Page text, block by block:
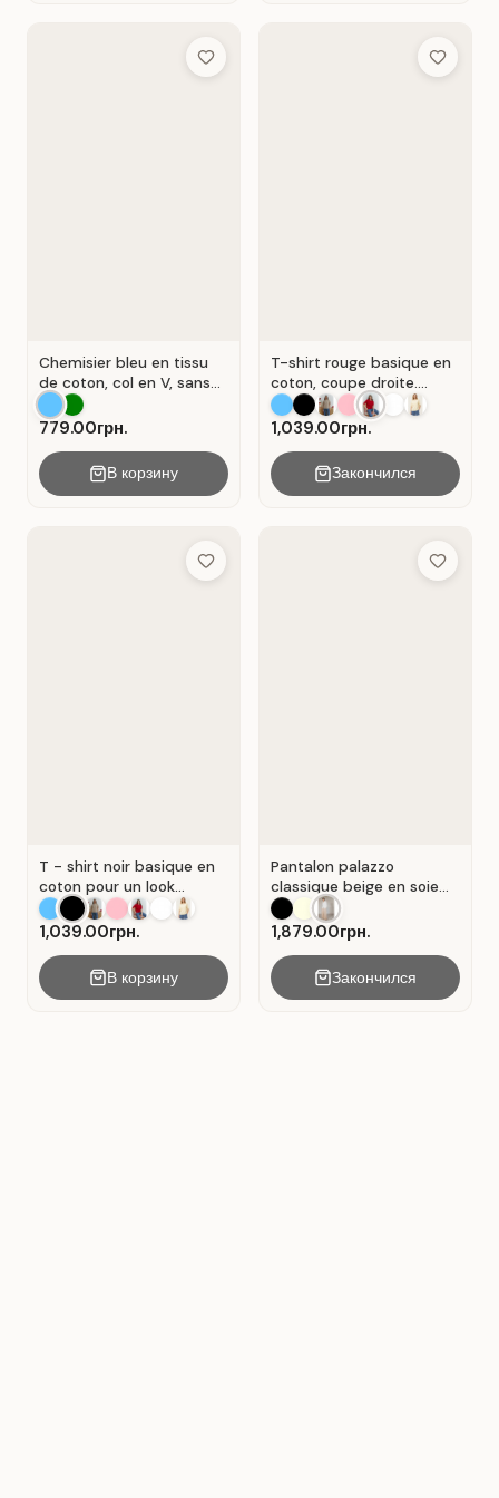
Add to Wish List
Chemisier bleu en tissu
de coton, col en V, sans
manches . Bleu.
779.00грн.
В корзину
Add to
T-shirt rouge basique en
coton, coupe droite.
Rouge .
1,039.00грн.
Закончился
Add to Wish List
T - shirt noir basique en
coton pour un look
décontracté. Noir.
1,039.00грн.
В корзину
Add to
Pantalon palazzo
classique beige en soie
plissée. Beige.
1,879.00грн.
Закончился